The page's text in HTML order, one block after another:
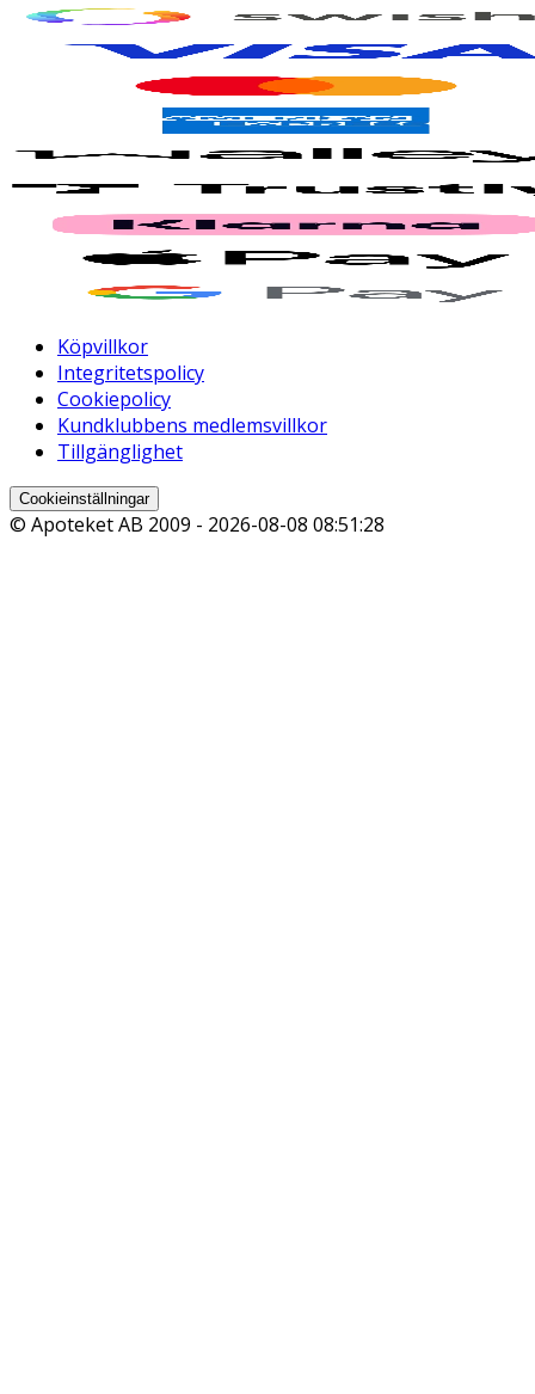
Köpvillkor
Integritetspolicy
Cookiepolicy
Kundklubbens medlemsvillkor
Tillgänglighet
Cookieinställningar
© Apoteket AB 2009 - 2026-08-08 08:51:28